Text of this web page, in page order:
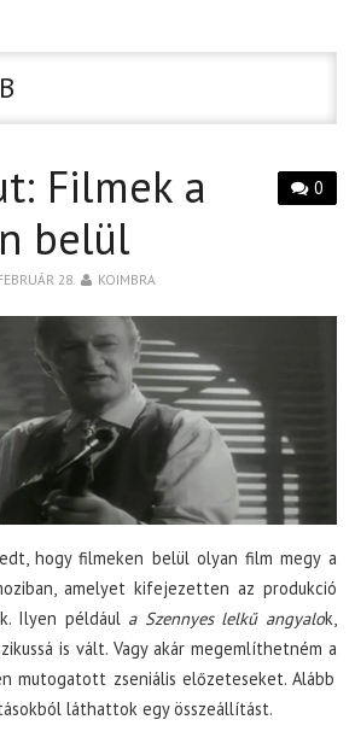
0
Filmek a
belül
28. KOIMBRA
hogy filmeken belül olyan film megy a
amelyet kifejezetten az produkció
Ilyen például a Szennyes lelkű angyalok,
is vált. Vagy akár megemlíthetném a
mutogatott zseniális előzeteseket. Alább
láthattok egy összeállítást.